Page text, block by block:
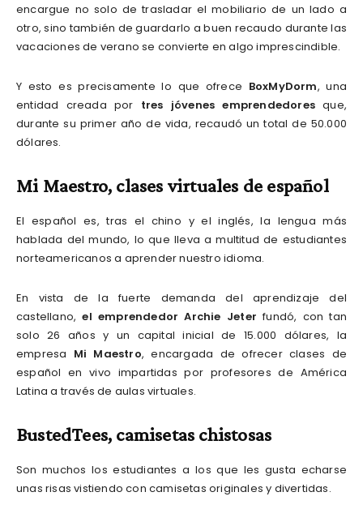
encargue no solo de trasladar el mobiliario de un lado a
otro, sino también de guardarlo a buen recaudo durante las
vacaciones de verano se convierte en algo imprescindible.
Y esto es precisamente lo que ofrece BoxMyDorm, una
entidad creada por tres jóvenes emprendedores que,
durante su primer año de vida, recaudó un total de 50.000
dólares.
Mi Maestro, clases virtuales de español
El español es, tras el chino y el inglés, la lengua más
hablada del mundo, lo que lleva a multitud de estudiantes
norteamericanos a aprender nuestro idioma.
En vista de la fuerte demanda del aprendizaje del
castellano,el emprendedor Archie Jeter fundó, con tan
solo 26 años y un capital inicial de 15.000 dólares, la
empresa Mi Maestro, encargada de ofrecer clases de
español en vivo impartidas por profesores de América
Latina a través de aulas virtuales.
BustedTees, camisetas chistosas
Son muchos los estudiantes a los que les gusta echarse
unas risas vistiendo con camisetas originales y divertidas.